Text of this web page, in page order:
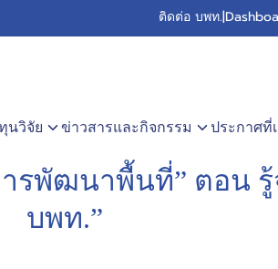
ติดต่อ บพท.|
นวิจัย ข่าวสารและกิจกรรม ประกาศที่
ารพัฒนาพื้นที่” ตอน
บพท.”